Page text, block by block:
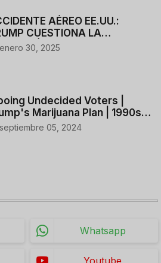
AÉREO EE.UU.:
CUESTIONA LA
DE LOS
y PILOTO del
enero 30, 2025
Undecided Voters |
Marijuana Plan | 1990s
Expert Mark Robinson
septiembre 05, 2024
Whatsapp
Youtube